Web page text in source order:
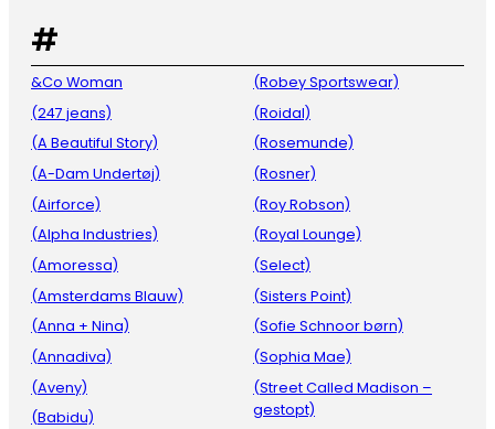
#
&Co Woman
(247 jeans)
(A Beautiful Story)
(A-Dam Undertøj)
(Airforce)
(Alpha Industries)
(Amoressa)
(Amsterdams Blauw)
(Anna + Nina)
(Annadiva)
(Aveny)
(Babidu)
(Robey Sportswear)
(Roidal)
(Rosemunde)
(Rosner)
(Roy Robson)
(Royal Lounge)
(Select)
(Sisters Point)
(Sofie Schnoor børn)
(Sophia Mae)
(Street Called Madison –
gestopt)